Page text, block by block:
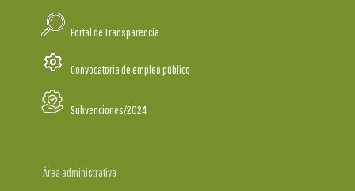
Portal de Transparencia
Convocatoria de empleo público
Subvenciones/2024
Área administrativa